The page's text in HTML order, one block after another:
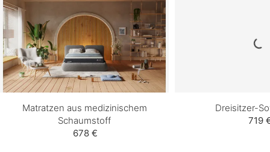
Matratzen aus medizinischem
Schaumstoff
678 €
Dreisitzer-
719